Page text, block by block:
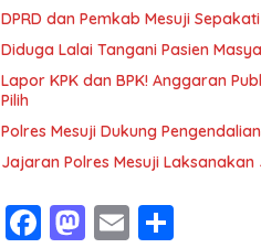
DPRD dan Pemkab Mesuji
Diduga Lalai Tangani Pasien
Lapor KPK dan BPK! Anggaran
Pilih
Polres Mesuji Dukung
Jajaran Polres Mesuji
F M E